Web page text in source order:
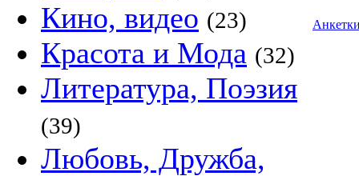
Кино, видео (23)
Красота и Мода (32)
Литература, Поэзия
(39)
Любовь, Дружба,